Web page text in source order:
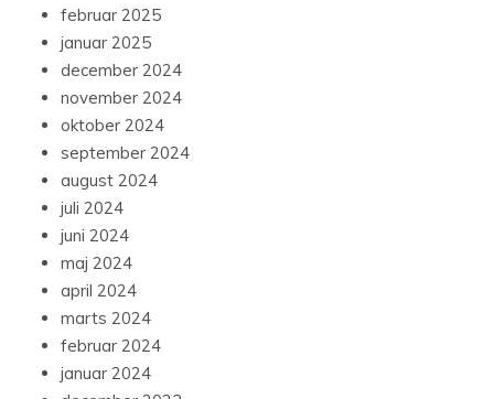
februar 2025
januar 2025
december 2024
november 2024
oktober 2024
september 2024
august 2024
juli 2024
juni 2024
maj 2024
april 2024
marts 2024
februar 2024
januar 2024